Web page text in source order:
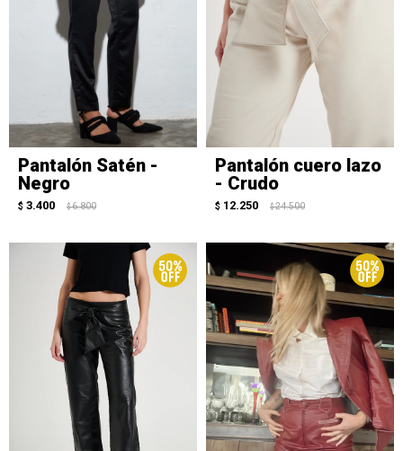
Pantalón Satén -
Negro
$ 3.400 $ 6.800
Pantalón cuero lazo
- Crudo
$ 12.250 $ 24.500